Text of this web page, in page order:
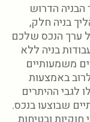
הבניה הדרוש
בניה חלק,
ערך הנכס שלכם
בניה ללא
משמעותיים
באמצעות
לגבי ההיתרים
שבוצעו בנכס.